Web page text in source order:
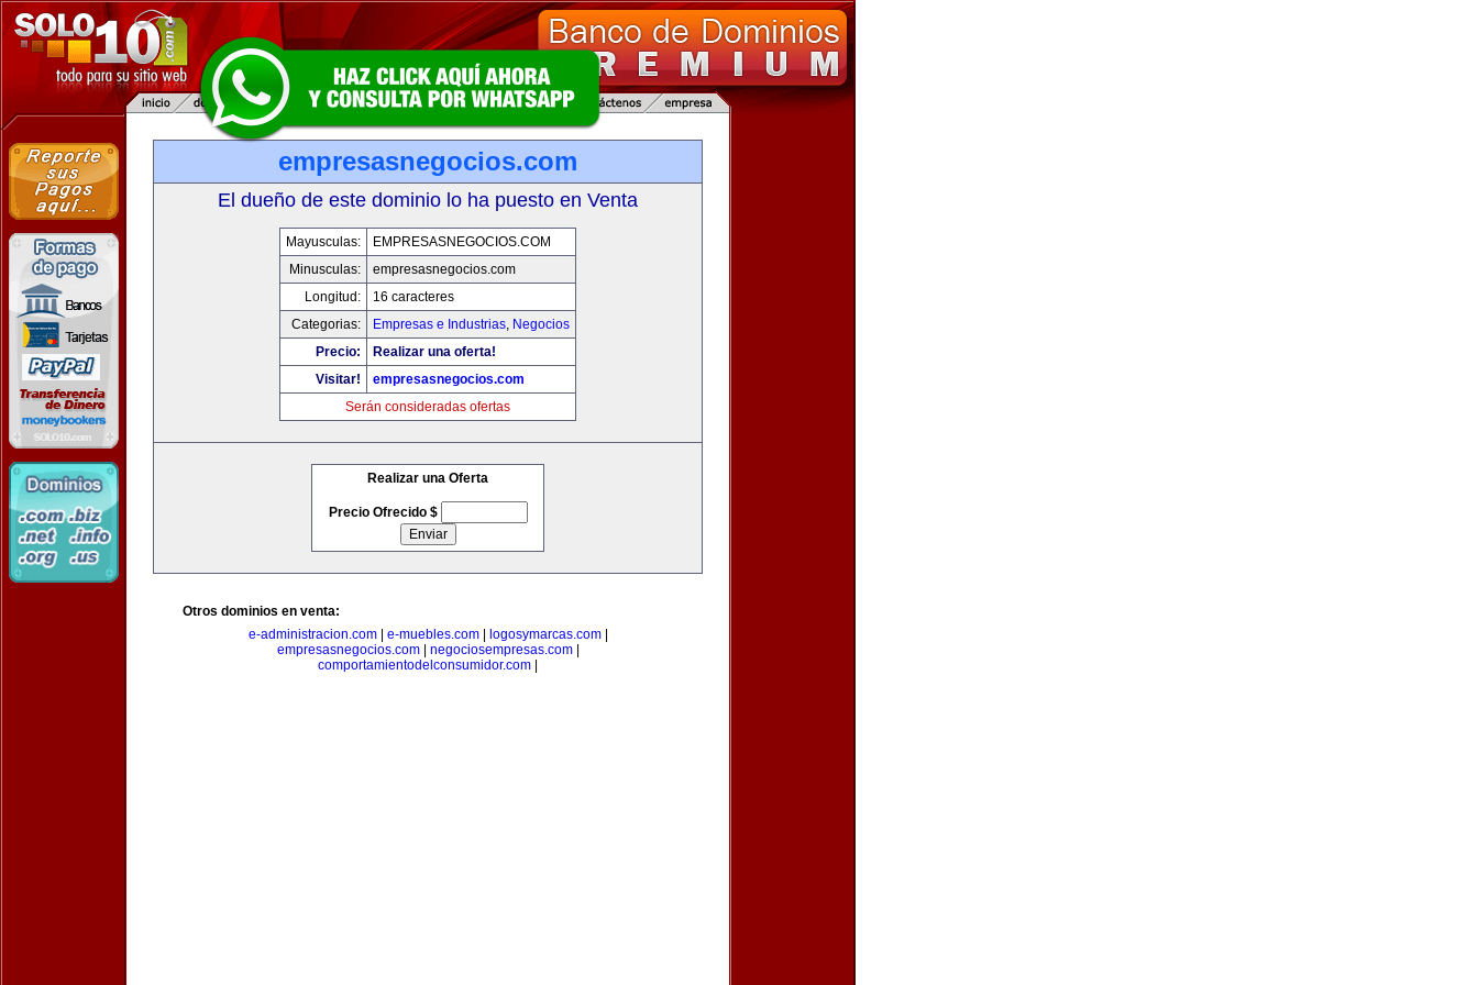
empresasnegocios.com
El dueño de este dominio lo ha puesto en Venta
Mayusculas:
EMPRESASNEGOCIOS.COM
Minusculas:
empresasnegocios.com
Longitud:
16 caracteres
Categorias:
Empresas e Industrias, Negocios
Precio:
Realizar una oferta!
Visitar!
empresasnegocios.com
Serán consideradas ofertas
Realizar una Oferta
Precio Ofrecido $
Otros dominios en venta:
e-administracion.com| e-muebles.com| logosymarcas.com|
empresasnegocios.com| negociosempresas.com|
comportamientodelconsumidor.com